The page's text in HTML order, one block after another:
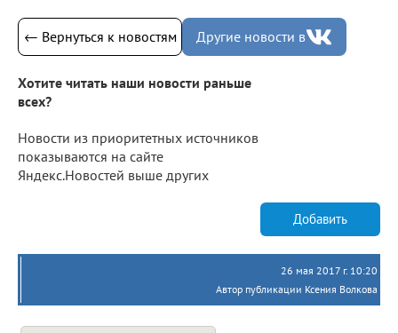
← Вернуться к новостям Другие новости в
Хотите читать наши новости раньше
всех?
Новости из приоритетных источников
показываются на сайте
Яндекс.Новостей выше других
Добавить
26 мая 2017 г. 10:20
Автор публикации Ксения Волкова